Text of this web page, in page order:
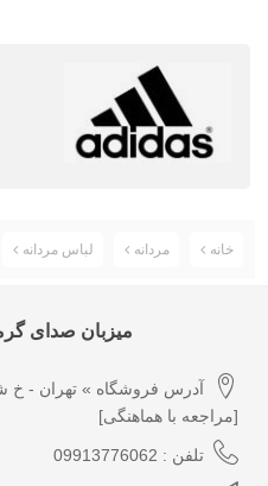
خانه مردانه لباس مردانه
میزبان صدای
آدرس فروشگاه » تهران - خ
[مراجعه با هماهنگی]
تلفن : 09913776062